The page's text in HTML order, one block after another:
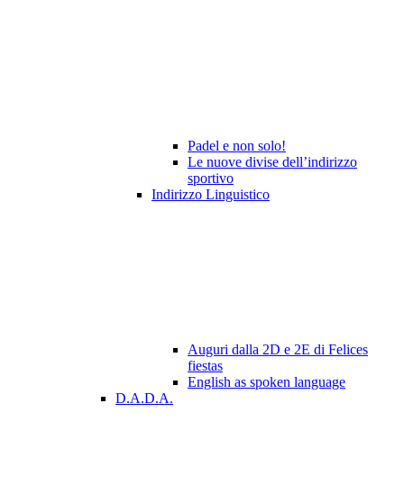
Padel e non solo!
Le nuove divise dell’indirizzo
sportivo
Indirizzo Linguistico
Auguri dalla 2D e 2E di Felices
fiestas
English as spoken language
D.A.D.A.